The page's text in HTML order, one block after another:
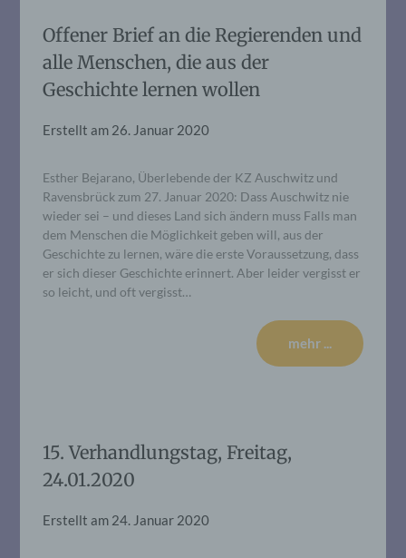
Offener Brief an die Regierenden und
alle Menschen, die aus der
Geschichte lernen wollen
Erstellt am 26. Januar 2020
Esther Bejarano, Überlebende der KZ Auschwitz und
Ravensbrück zum 27. Januar 2020: Dass Auschwitz nie
wieder sei – und dieses Land sich ändern muss Falls man
dem Menschen die Möglichkeit geben will, aus der
Geschichte zu lernen, wäre die erste Voraussetzung, dass
er sich dieser Geschichte erinnert. Aber leider vergisst er
so leicht, und oft vergisst…
mehr ...
15. Verhandlungstag, Freitag,
24.01.2020
Erstellt am 24. Januar 2020